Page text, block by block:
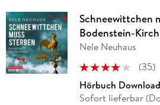
Schneewittchen
Bodenstein-
Nele Neuhaus
(35)
Hörbuch Download
Sofort lieferbar